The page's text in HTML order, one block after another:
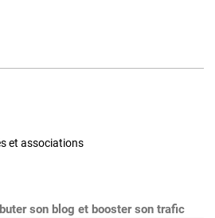
et associations
son blog et booster son trafic